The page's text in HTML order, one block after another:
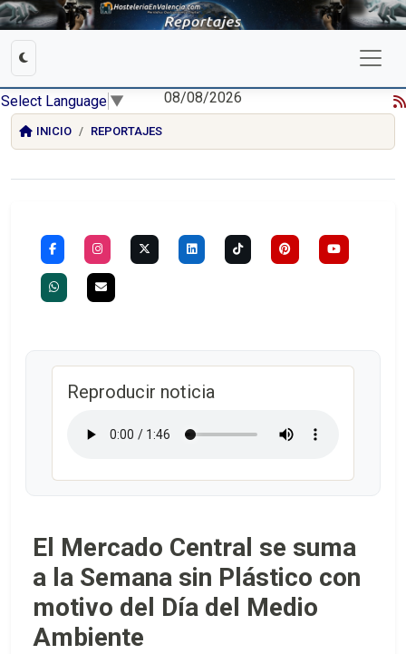
Select Language ▼ 08/08/2026
INICIO REPORTAJES
Reproducir noticia
El Mercado Central se suma
a la Semana sin Plástico con
motivo del Día del Medio
Ambiente